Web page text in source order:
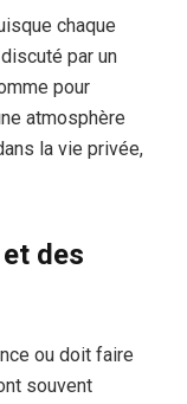
chaque
par un
pour
atmosphère
la vie privée,
des
ou doit faire
souvent